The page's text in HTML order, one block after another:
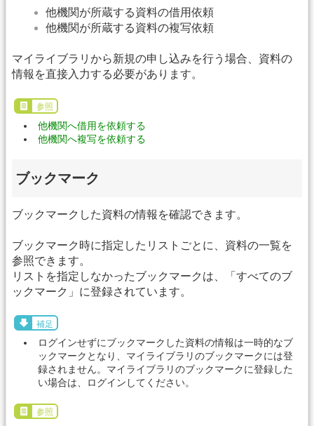
他機関が所蔵する資料の借用依頼
他機関が所蔵する資料の複写依頼
マイライブラリから新規の申し込みを行う場合、資料の
情報を直接入力する必要があります。
参照
他機関へ借用を依頼する
他機関へ複写を依頼する
ブックマーク
ブックマークした資料の情報を確認できます。
ブックマーク時に指定したリストごとに、資料の一覧を
参照できます。
リストを指定しなかったブックマークは、「すべてのブ
ックマーク」に登録されています。
補足
ログインせずにブックマークした資料の情報は一時的なブ
ックマークとなり、マイライブラリのブックマークには登
録されません。マイライブラリのブックマークに登録した
い場合は、ログインしてください。
参照